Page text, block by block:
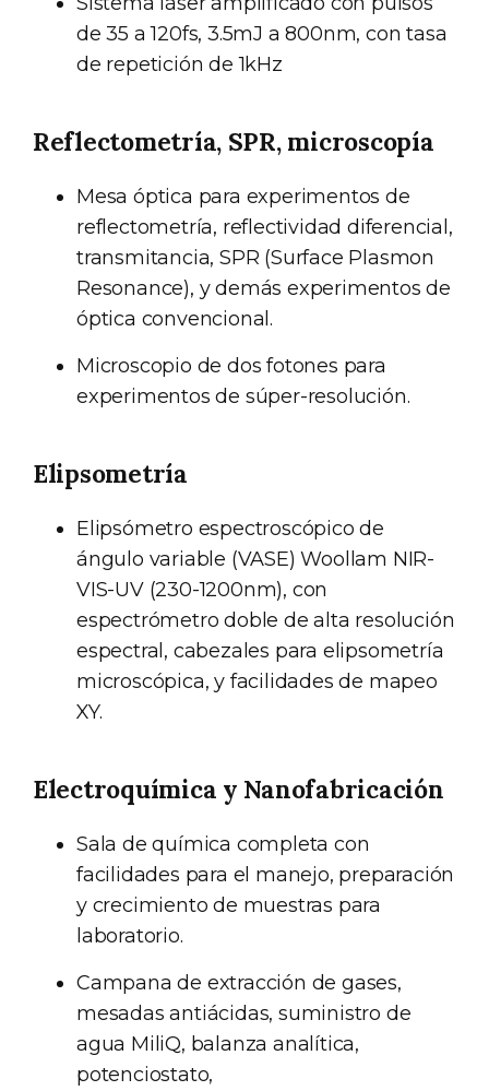
de 35 a 120fs, 3.5mJ a 800nm, con tasa
de repetición de 1kHz
Reflectometría, SPR, microscopía
Mesa óptica para experimentos de
reflectometría, reflectividad diferencial,
transmitancia, SPR (Surface Plasmon
Resonance), y demás experimentos de
óptica convencional.
Microscopio de dos fotones para
experimentos de súper-resolución.
Elipsometría
Elipsómetro espectroscópico de
ángulo variable (VASE) Woollam NIR-
VIS-UV (230-1200nm), con
espectrómetro doble de alta resolución
espectral, cabezales para elipsometría
microscópica, y facilidades de mapeo
XY.
Electroquímica y Nanofabricación
Sala de química completa con
facilidades para el manejo, preparación
y crecimiento de muestras para
laboratorio.
Campana de extracción de gases,
mesadas antiácidas, suministro de
agua MiliQ, balanza analítica,
potenciostato,